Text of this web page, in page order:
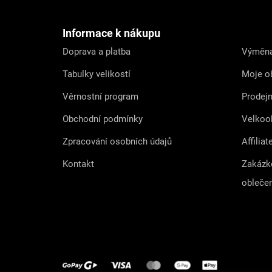
Informace k nákupu
Doprava a platba
Tabulky velikostí
Věrnostní program
Obchodní podmínky
Zpracování osobních údajů
Kontakt
Moje